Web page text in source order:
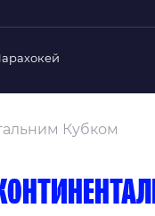
Склад Збірної
Календар Матчів
Кубком